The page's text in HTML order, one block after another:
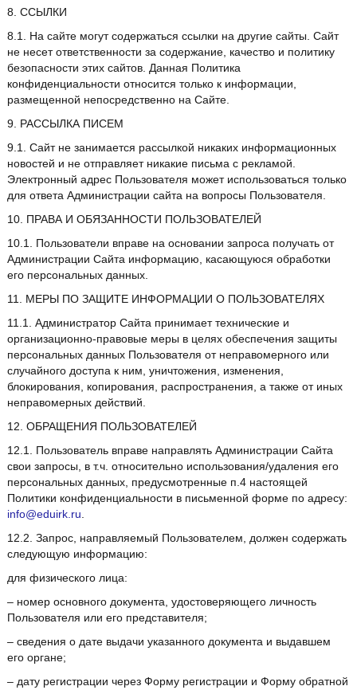
8. ССЫЛКИ
8.1. На сайте могут содержаться ссылки на другие сайты. Сайт
не несет ответственности за содержание, качество и политику
безопасности этих сайтов. Данная Политика
конфиденциальности относится только к информации,
размещенной непосредственно на Сайте.
9. РАССЫЛКА ПИСЕМ
9.1. Сайт не занимается рассылкой никаких информационных
новостей и не отправляет никакие письма с рекламой.
Электронный адрес Пользователя может использоваться только
для ответа Администрации сайта на вопросы Пользователя.
10. ПРАВА И ОБЯЗАННОСТИ ПОЛЬЗОВАТЕЛЕЙ
10.1. Пользователи вправе на основании запроса получать от
Администрации Сайта информацию, касающуюся обработки
его персональных данных.
11. МЕРЫ ПО ЗАЩИТЕ ИНФОРМАЦИИ О ПОЛЬЗОВАТЕЛЯХ
11.1. Администратор Сайта принимает технические и
организационно-правовые меры в целях обеспечения защиты
персональных данных Пользователя от неправомерного или
случайного доступа к ним, уничтожения, изменения,
блокирования, копирования, распространения, а также от иных
неправомерных действий.
12. ОБРАЩЕНИЯ ПОЛЬЗОВАТЕЛЕЙ
12.1. Пользователь вправе направлять Администрации Сайта
свои запросы, в т.ч. относительно использования/удаления его
персональных данных, предусмотренные п.4 настоящей
Политики конфиденциальности в письменной форме по адресу:
info@eduirk.ru.
12.2. Запрос, направляемый Пользователем, должен содержать
следующую информацию:
для физического лица:
– номер основного документа, удостоверяющего личность
Пользователя или его представителя;
– сведения о дате выдачи указанного документа и выдавшем
его органе;
– дату регистрации через Форму регистрации и Форму обратной